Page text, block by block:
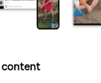
content